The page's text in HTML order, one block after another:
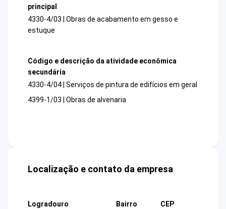
principal
4330-4/03 | Obras de acabamento em gesso e
estuque
Código e descrição da atividade econômica
secundária
4330-4/04 | Serviços de pintura de edifícios em geral
4399-1/03 | Obras de alvenaria
Localização e contato da empresa
Logradouro
Bairro
CEP